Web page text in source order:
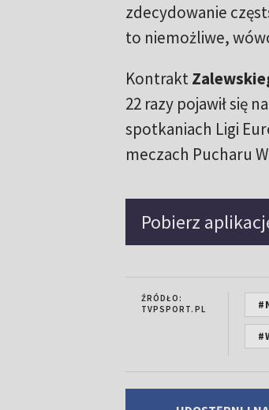
zdecydowanie
to niemożliwe,
Kontrakt
22 razy pojawił się
spotkaniach Ligi
meczach Pucharu
Pobierz
ŹRÓDŁO:
TVPSPORT.PL